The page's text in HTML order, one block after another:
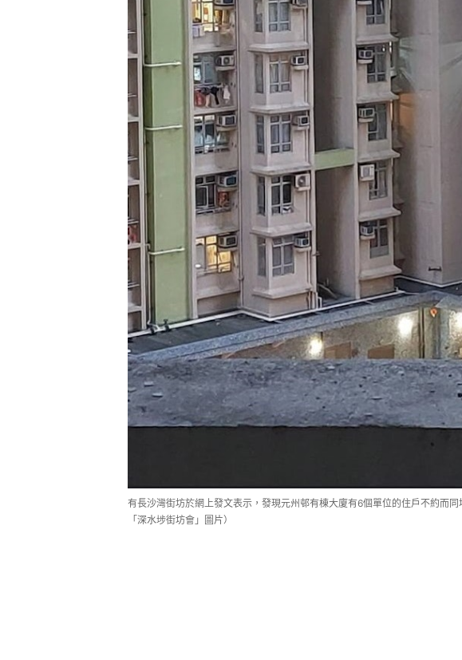
有長沙灣街坊於網上發文表示，發現元州邨有棟大廈有6個單位的住戶不約而
「深水埗街坊會」圖片）